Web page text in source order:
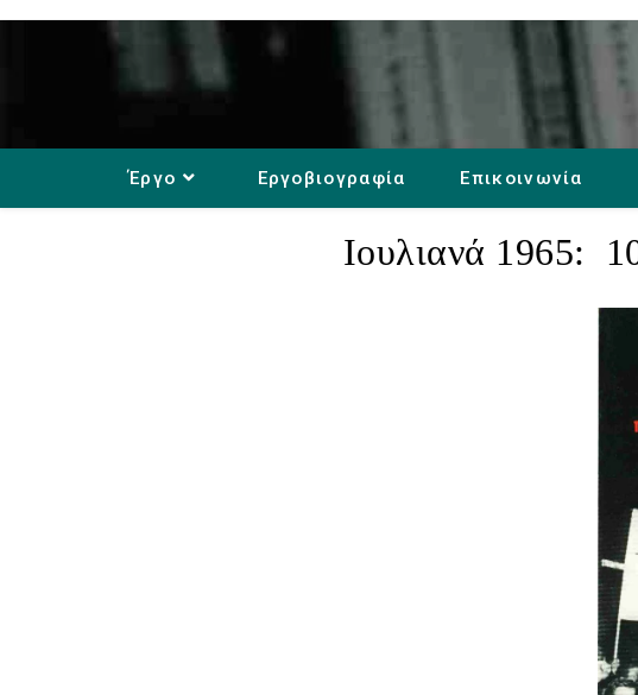
Έργο Εργοβιογραφία Επικοινωνία
Ιουλιανά 1965: